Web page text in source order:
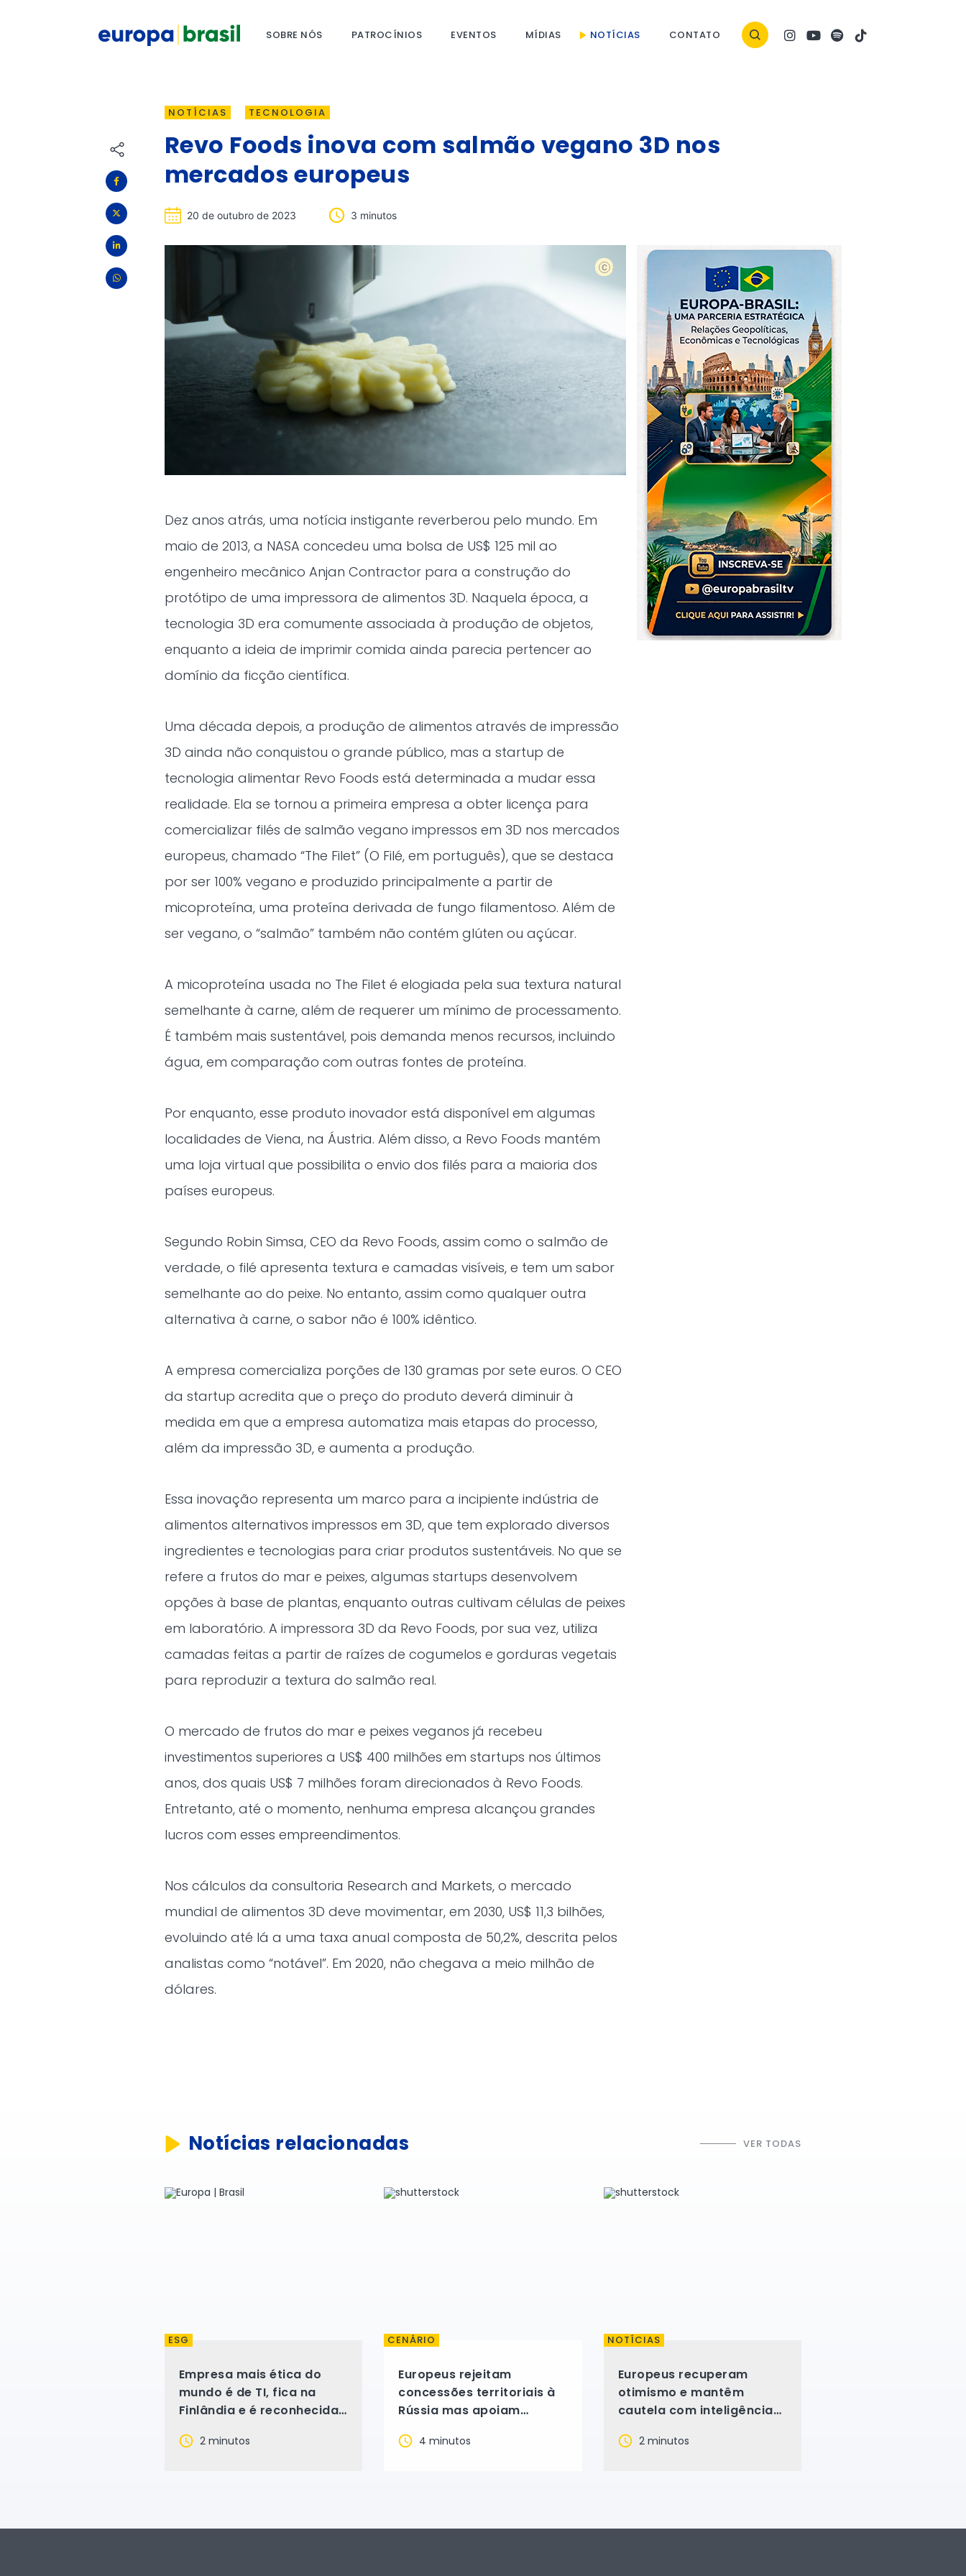
SOBRE NÓS PATROCÍNIOS EVENTOS MÍDIAS NOTÍCIAS CONTATO
NOTÍCIAS TECNOLOGIA
Revo Foods inova com salmão vegano 3D nos
mercados europeus
20 de outubro de 2023 3 minutos
Shutterstock
Dez anos atrás, uma notícia instigante reverberou pelo mundo. Em
maio de 2013, a NASA concedeu uma bolsa de US$ 125 mil ao
engenheiro mecânico Anjan Contractor para a construção do
protótipo de uma impressora de alimentos 3D. Naquela época, a
tecnologia 3D era comumente associada à produção de objetos,
enquanto a ideia de imprimir comida ainda parecia pertencer ao
domínio da ficção científica.
Uma década depois, a produção de alimentos através de impressão
3D ainda não conquistou o grande público, mas a startup de
tecnologia alimentar Revo Foods está determinada a mudar essa
realidade. Ela se tornou a primeira empresa a obter licença para
comercializar filés de salmão vegano impressos em 3D nos mercados
europeus, chamado “The Filet” (O Filé, em português), que se destaca
por ser 100% vegano e produzido principalmente a partir de
micoproteína, uma proteína derivada de fungo filamentoso. Além de
ser vegano, o “salmão” também não contém glúten ou açúcar.
A micoproteína usada no The Filet é elogiada pela sua textura natural
semelhante à carne, além de requerer um mínimo de processamento.
É também mais sustentável, pois demanda menos recursos, incluindo
água, em comparação com outras fontes de proteína.
Por enquanto, esse produto inovador está disponível em algumas
localidades de Viena, na Áustria. Além disso, a Revo Foods mantém
uma loja virtual que possibilita o envio dos filés para a maioria dos
países europeus.
Segundo Robin Simsa, CEO da Revo Foods, assim como o salmão de
verdade, o filé apresenta textura e camadas visíveis, e tem um sabor
semelhante ao do peixe. No entanto, assim como qualquer outra
alternativa à carne, o sabor não é 100% idêntico.
A empresa comercializa porções de 130 gramas por sete euros. O CEO
da startup acredita que o preço do produto deverá diminuir à
medida em que a empresa automatiza mais etapas do processo,
além da impressão 3D, e aumenta a produção.
Essa inovação representa um marco para a incipiente indústria de
alimentos alternativos impressos em 3D, que tem explorado diversos
ingredientes e tecnologias para criar produtos sustentáveis. No que se
refere a frutos do mar e peixes, algumas startups desenvolvem
opções à base de plantas, enquanto outras cultivam células de peixes
em laboratório. A impressora 3D da Revo Foods, por sua vez, utiliza
camadas feitas a partir de raízes de cogumelos e gorduras vegetais
para reproduzir a textura do salmão real.
O mercado de frutos do mar e peixes veganos já recebeu
investimentos superiores a US$ 400 milhões em startups nos últimos
anos, dos quais US$ 7 milhões foram direcionados à Revo Foods.
Entretanto, até o momento, nenhuma empresa alcançou grandes
lucros com esses empreendimentos.
Nos cálculos da consultoria Research and Markets, o mercado
mundial de alimentos 3D deve movimentar, em 2030, US$ 11,3 bilhões,
evoluindo até lá a uma taxa anual composta de 50,2%, descrita pelos
analistas como “notável”. Em 2020, não chegava a meio milhão de
dólares.
Notícias relacionadas VER TODAS
ESG
Empresa mais ética do
mundo é de TI, fica na
Finlândia e é reconhecida
2 minutos
CENÁRIO
Europeus rejeitam
concessões territoriais à
Rússia mas apoiam
Ucrânia
4 minutos
NOTÍCIAS
Europeus recuperam
otimismo e mantêm
cautela com inteligência
2 minutos